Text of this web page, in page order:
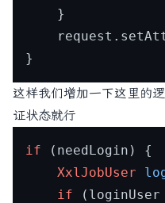
这样我们增加一下这里的
证状态就行
if (needLogin) {
XxlJobUser
if (loginUser